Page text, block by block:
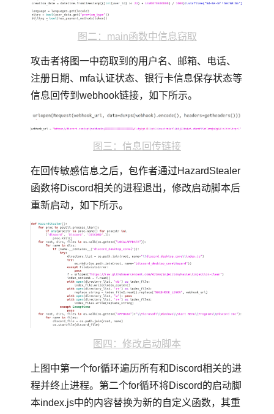
图二：main函数中信息窃取
攻击者将图一中窃取到的用户名、邮箱、电话、
注册日期、mfa认证状态、银行卡信息保存状态等
信息回传到webhook链接，如下所示。
图三：信息回传链接
在回传敏感信息之后，包作者通过HazardStealer
函数将Discord相关的进程退出，修改启动脚本后
重新启动，如下所示。
图四：修改启动脚本
上图中第一个for循环遍历所有和Discord相关的进
程并终止进程。第二个for循环将Discord的启动脚
本index.js中的内容替换为新的自定义函数，其重